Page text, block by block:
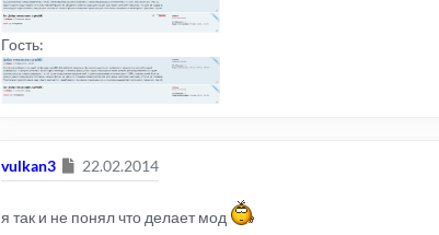
Гость:
vulkan3 Сообщение
22.02.2014
я так и не понял что делает мод